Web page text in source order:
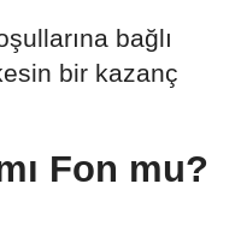
bağlı
bir kazanç
Fon mu?